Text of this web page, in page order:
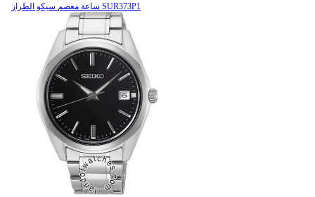
ساعة معصم سیکو الطراز SUR373P1